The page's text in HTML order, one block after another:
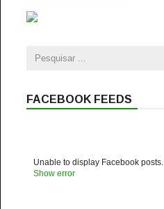
FACEBOOK FEEDS
Unable to display Facebook posts.
Show error